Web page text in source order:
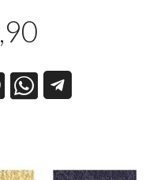
,90